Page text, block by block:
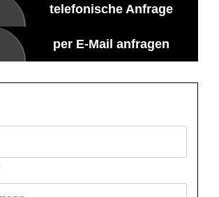
telefonische Anfrage
per E-Mail anfragen